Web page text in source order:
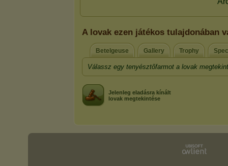
A lovak ezen játékos tulajdonában
Betelgeuse Gallery Trophy
Válassz egy tenyésztőfarmot a lovak
Jelenleg eladásra kínált
lovak megtekintése